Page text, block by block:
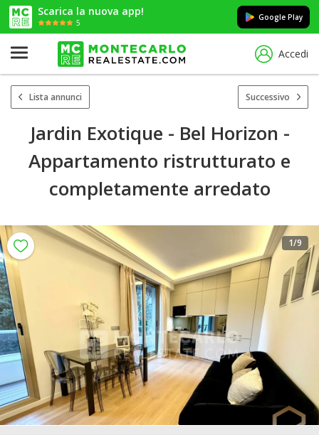
Scarica la nuova app!
5
Google Play
Accedi
Lista annunci Successivo
Jardin Exotique - Bel Horizon -
Appartamento ristrutturato e
completamente arredato
1/9